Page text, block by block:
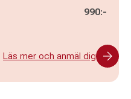
990:-
Läs mer och anmäl dig